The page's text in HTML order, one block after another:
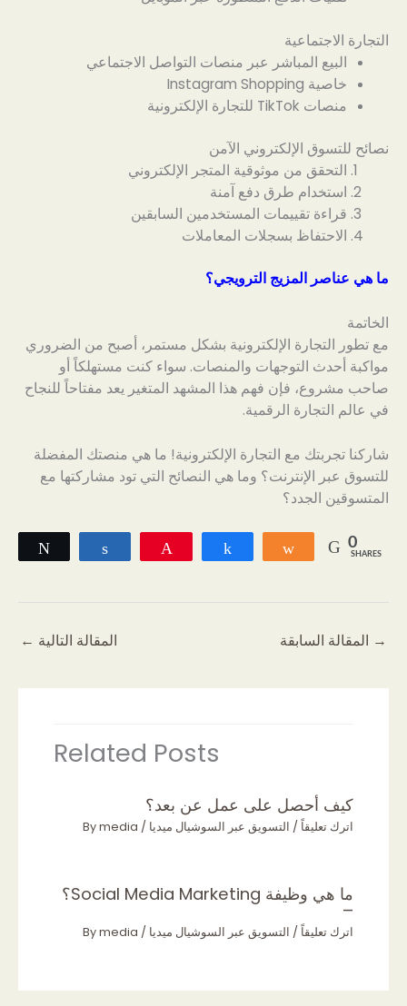
التجارة الاجتماعية
البيع المباشر عبر منصات التواصل الاجتماعي
خاصية Instagram Shopping
منصات TikTok للتجارة الإلكترونية
نصائح للتسوق الإلكتروني الآمن
التحقق من موثوقية المتجر الإلكتروني
استخدام طرق دفع آمنة
قراءة تقييمات المستخدمين السابقين
الاحتفاظ بسجلات المعاملات
ما هي عناصر المزيج الترويجي؟
الخاتمة
مع تطور التجارة الإلكترونية بشكل مستمر، أصبح من الضروري
مواكبة أحدث التوجهات والمنصات. سواء كنت مستهلكاً أو
صاحب مشروع، فإن فهم هذا المشهد المتغير يعد مفتاحاً للنجاح
في عالم التجارة الرقمية.
شاركنا تجربتك مع التجارة الإلكترونية! ما هي منصتك المفضلة
للتسوق عبر الإنترنت؟ وما هي النصائح التي تود مشاركتها مع
المتسوقين الجدد؟
Share 0
SHARES
→ المقالة السابقة المقالة التالية ←
Related Posts
كيف أحصل على عمل عن بعد؟
اترك تعليقاً / التسويق عبر السوشيال ميديا / By
media
ما هي وظيفة Social Media Marketing؟
–
اترك تعليقاً / التسويق عبر السوشيال ميديا / By
media